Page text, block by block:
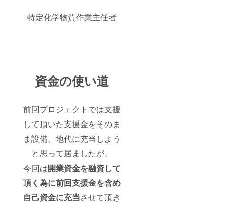
特定化学物質作業主任者
資金の使い道
前回プロジェクトでは支援
して頂いた支援金をそのま
ま設備、地代に充当しよう
と思って居ましたが、
今回は開業資金を融資して
頂く為に前回支援金を含め
自己資金に充当させて頂き